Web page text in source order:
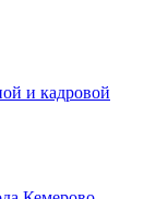
и кадровой